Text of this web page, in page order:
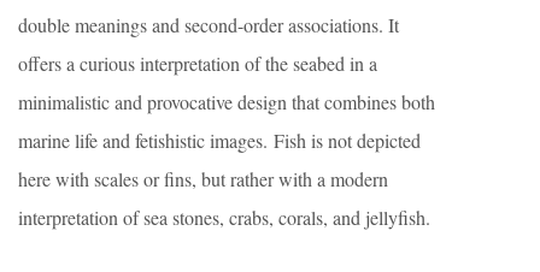
double meanings and second-order associations. It
offers a curious interpretation of the seabed in a
minimalistic and provocative design that combines both
marine life and fetishistic images. Fish is not depicted
here with scales or fins, but rather with a modern
interpretation of sea stones, crabs, corals, and jellyfish.